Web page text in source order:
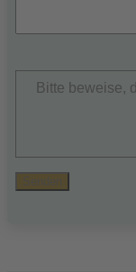
dieses
Bitte beweise,